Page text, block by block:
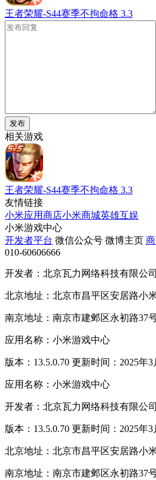
王者荣耀-S44赛季不拘命格 3.3
发布
相关游戏
王者荣耀-S44赛季不拘命格 3.3
友情链接
小米应用商店小米商城英雄互娱
小米游戏中心
开发者平台 微信公众号 微博主页
010-60606666
开发者：北京瓦力网络科技有限公司
北京地址：北京市昌平区安居路小
南京地址：南京市建邺区永初路37
应用名称：小米游戏中心
版本：13.5.0.70 更新时间：2025年3
应用名称：小米游戏中心
开发者：北京瓦力网络科技有限公
版本：13.5.0.70 更新时间：2025年3
北京地址：北京市昌平区安居路小
南京地址：南京市建邺区永初路37